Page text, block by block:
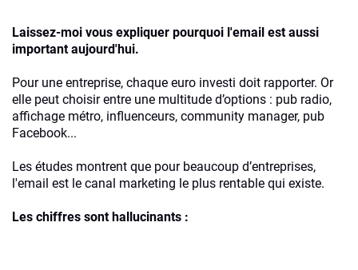
Laissez-moi vous expliquer pourquoi l'email est aussi
important aujourd'hui.
Pour une entreprise, chaque euro investi doit rapporter. Or
elle peut choisir entre une multitude d’options : pub radio,
affichage métro, influenceurs, community manager, pub
Facebook...
Les études montrent que pour beaucoup d’entreprises,
l'email est le canal marketing le plus rentable qui existe.
Les chiffres sont hallucinants :